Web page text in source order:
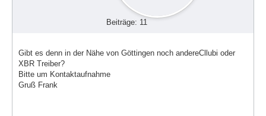
Beiträge: 11
Gibt es denn in der Nähe von Göttingen noch andereCllubi oder
XBR Treiber?
Bitte um Kontaktaufnahme
Gruß Frank